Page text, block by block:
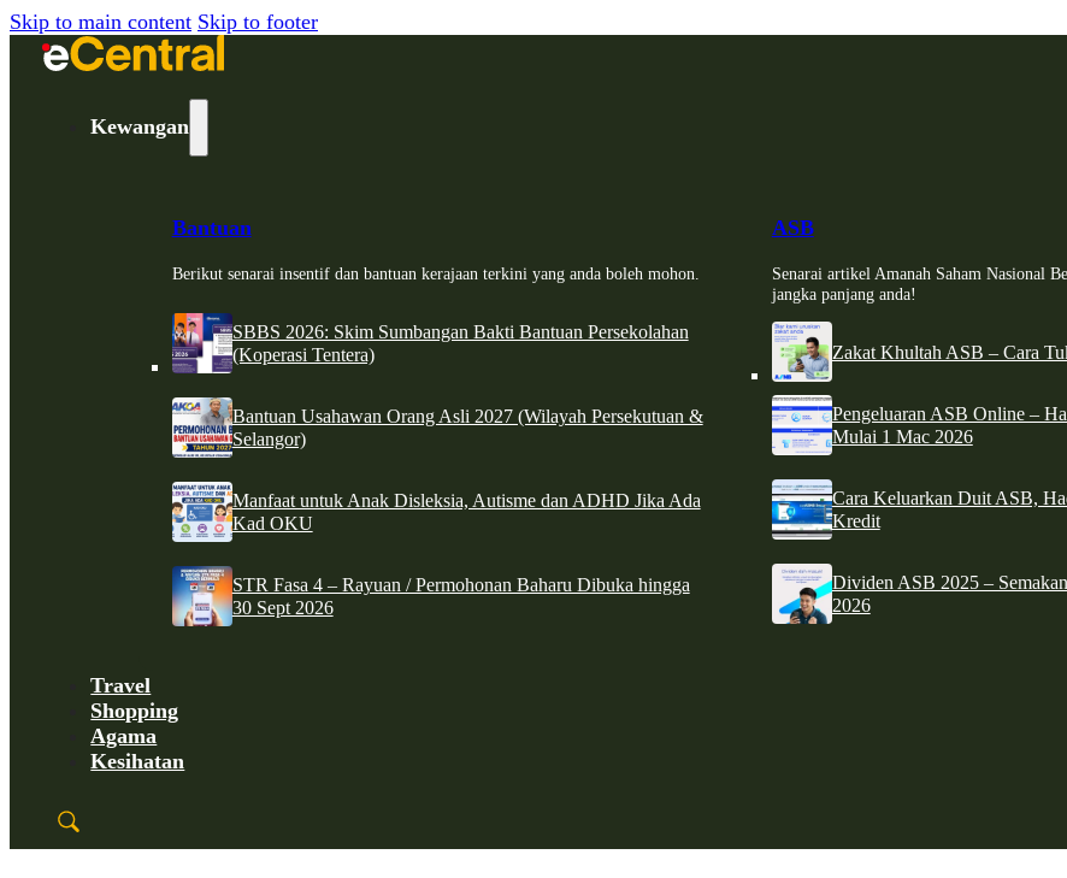
Skip to main content Skip to footer
Kewangan
Bantuan
Berikut senarai insentif dan bantuan kerajaan terkini yang anda boleh mohon.
SBBS 2026: Skim Sumbangan Bakti Bantuan Persekolahan
(Koperasi Tentera)
Bantuan Usahawan Orang Asli 2027 (Wilayah Persekutuan &
Selangor)
Manfaat untuk Anak Disleksia, Autisme dan ADHD Jika Ada
Kad OKU
STR Fasa 4 – Rayuan / Permohonan Baharu Dibuka hingga
30 Sept 2026
ASB
Senarai artikel Amanah Saham Nasional
jangka panjang anda!
Zakat Khultah ASB – Cara
Pengeluaran ASB Online –
Mulai 1 Mac 2026
Cara Keluarkan Duit ASB,
Kredit
Dividen ASB 2025 –
2026
Travel
Shopping
Agama
Kesihatan